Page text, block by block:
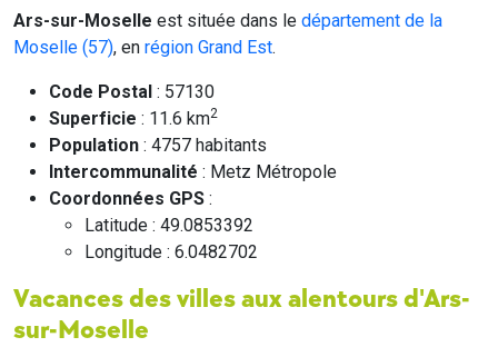
Ars-sur-Moselle est située dans le département de la
Moselle (57), en région Grand Est.
Code Postal : 57130
Superficie : 11.6 km2
Population : 4757 habitants
Intercommunalité : Metz Métropole
Coordonnées GPS :
Latitude : 49.0853392
Longitude : 6.0482702
Vacances des villes aux alentours d'Ars-
sur-Moselle